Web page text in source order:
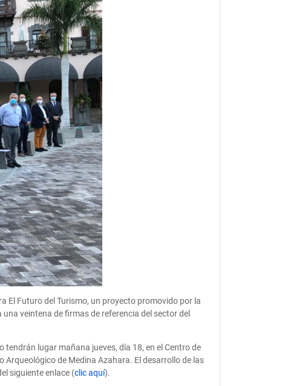
El Futuro del Turismo, un proyecto promovido por la
veintena de firmas de referencia del sector del
lugar mañana jueves, día 18, en el Centro de
Arqueológico de Medina Azahara. El desarrollo de las
siguiente enlace (clic aquí).